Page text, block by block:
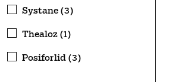
Systane (3)
Thealoz (1)
Posiforlid (3)